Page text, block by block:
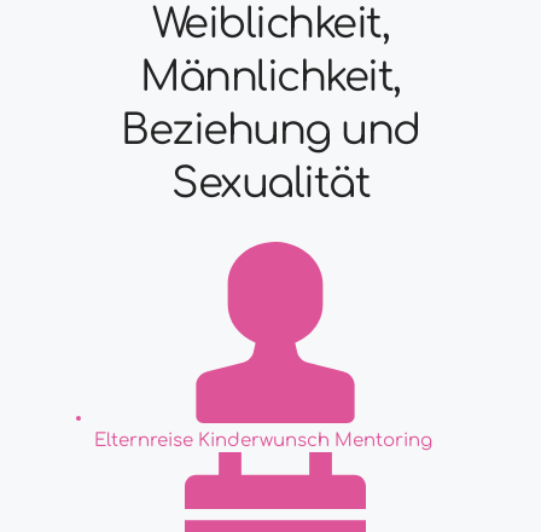
Weiblichkeit,
Männlichkeit,
Beziehung und
Sexualität
Elternreise Kinderwunsch Mentoring